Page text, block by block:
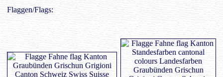
Flaggen/Flags: